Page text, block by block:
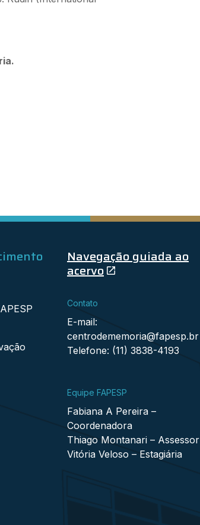
Navegação guiada ao
acervo
Contato
E-mail:
centrodememoria@fapesp.br
Telefone: (11) 3838-4193
Equipe FAPESP
Fabiana A Pereira –
Coordenadora
Thiago Montanari – Assessor
Vitória Veloso – Estagiária